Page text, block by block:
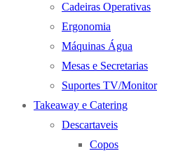
Cadeiras Operativas
Ergonomia
Máquinas Água
Mesas e Secretarias
Suportes TV/Monitor
Takeaway e Catering
Descartaveis
Copos